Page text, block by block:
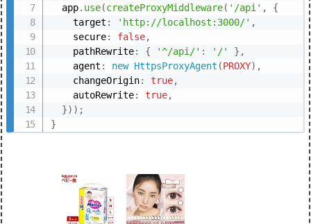
  app
. use(createProxyMiddleware( '/api' ,
{
    target
: 'http://localhost:3000/' ,
    secure
: false,
    pathRewrite
: { '^/api/' : '/' } ,
    agent
: new HttpsProxyAgent (PROXY) ,
    changeOrigin
: true,
    autoRewrite
: true,
}) ) ;
}